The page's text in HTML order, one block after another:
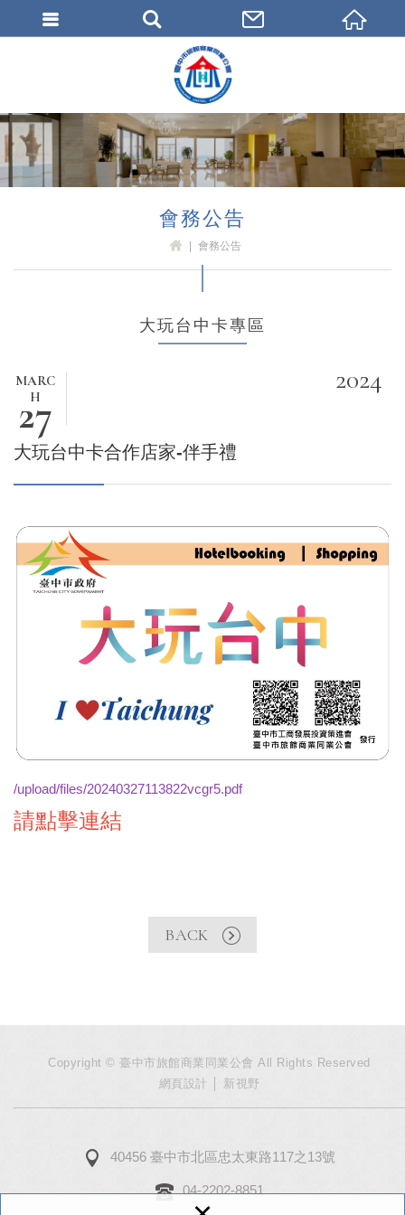
會務公告
會務公告
大玩台中卡專區
MARC
H
27
大玩台中卡合作店家-伴手禮
2024
/upload/files/20240327113822vcgr5.pdf
請點擊連結
BACK
Copyright © 臺中市旅館商業同業公會 All Rights Reserved
網頁設計
│ 新視野
40456 臺中市北區忠太東路117之13號
04-2202-8851